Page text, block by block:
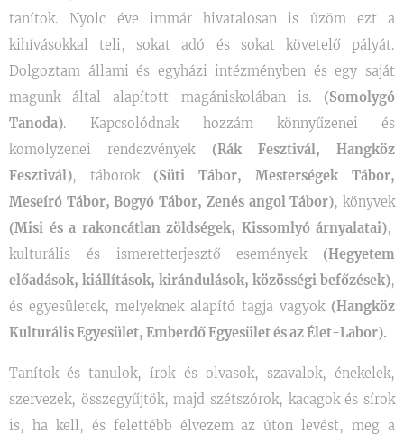
tanítok. Nyolc éve immár hivatalosan is űzöm ezt a
kihívásokkal teli, sokat adó és sokat követelő pályát.
Dolgoztam állami és egyházi intézményben és egy saját
magunk által alapított magániskolában is. (Somolygó
Tanoda). Kapcsolódnak hozzám könnyűzenei és
komolyzenei rendezvények (Rák Fesztivál, Hangköz
Fesztivál), táborok (Süti Tábor, Mesterségek Tábor,
Meseíró Tábor, Bogyó Tábor, Zenés angol Tábor), könyvek
(Misi és a rakoncátlan zöldségek, Kissomlyó árnyalatai),
kulturális és ismeretterjesztő események (Hegyetem
előadások, kiállítások, kirándulások, közösségi befőzések),
és egyesületek, melyeknek alapító tagja vagyok (Hangköz
Kulturális Egyesület, Emberdő Egyesület és az Élet-Labor).
Tanítok és tanulok, írok és olvasok, szavalok, énekelek,
szervezek, összegyűjtök, majd szétszórok, kacagok és sírok
is, ha kell, és felettébb élvezem az úton levést, meg a